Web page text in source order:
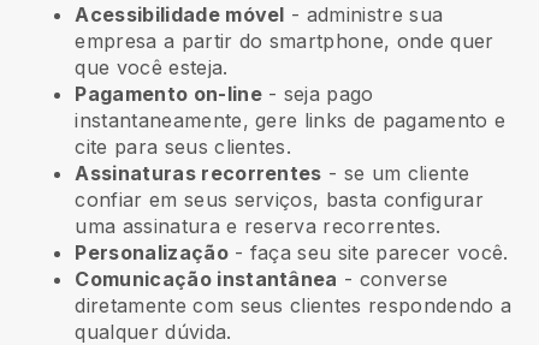
Acessibilidade móvel - administre sua
empresa a partir do smartphone, onde quer
que você esteja.
Pagamento on-line- seja pago
instantaneamente, gere links de pagamento e
cite para seus clientes.
Assinaturas recorrentes - se um cliente
confiar em seus serviços, basta configurar
uma assinatura e reserva recorrentes.
Personalização- faça seu site parecer você.
Comunicação instantânea - converse
diretamente com seus clientes respondendo a
qualquer dúvida.